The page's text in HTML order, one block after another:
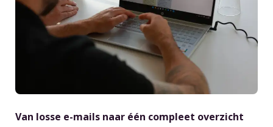
Van losse e-mails naar één compleet overzicht